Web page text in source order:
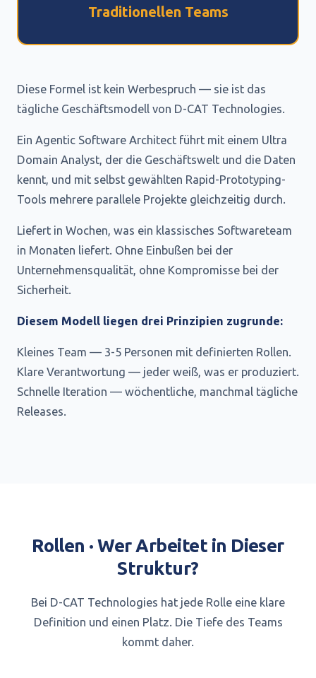
Traditionellen Teams
Diese Formel ist kein Werbespruch — sie ist das
tägliche Geschäftsmodell von D-CAT Technologies.
Ein Agentic Software Architect führt mit einem Ultra
Domain Analyst, der die Geschäftswelt und die Daten
kennt, und mit selbst gewählten Rapid-Prototyping-
Tools mehrere parallele Projekte gleichzeitig durch.
Liefert in Wochen, was ein klassisches Softwareteam
in Monaten liefert. Ohne Einbußen bei der
Unternehmensqualität, ohne Kompromisse bei der
Sicherheit.
Diesem Modell liegen drei Prinzipien zugrunde:
Kleines Team — 3-5 Personen mit definierten Rollen.
Klare Verantwortung — jeder weiß, was er produziert.
Schnelle Iteration — wöchentliche, manchmal tägliche
Releases.
Rollen · Wer Arbeitet in Dieser
Struktur?
Bei D-CAT Technologies hat jede Rolle eine klare
Definition und einen Platz. Die Tiefe des Teams
kommt daher.